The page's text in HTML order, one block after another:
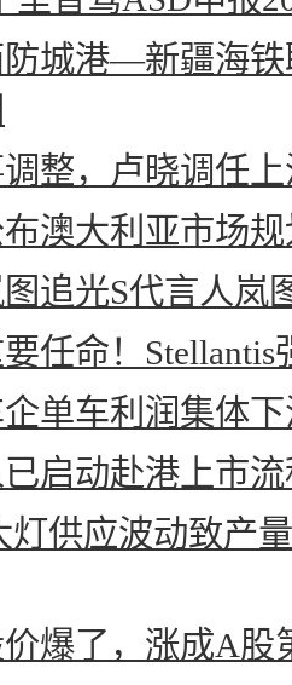
城港—新疆海铁
调整，卢晓调任
澳大利亚市场
追光S代言人岚
任命！
单车利润集体
启动赴港上市
灯供应波动致产
爆了，涨成A股